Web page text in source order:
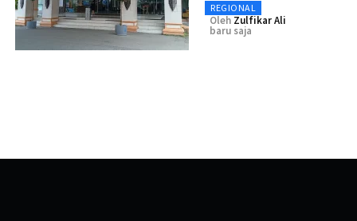
REGIONAL
Oleh Zulfikar Ali
baru saja